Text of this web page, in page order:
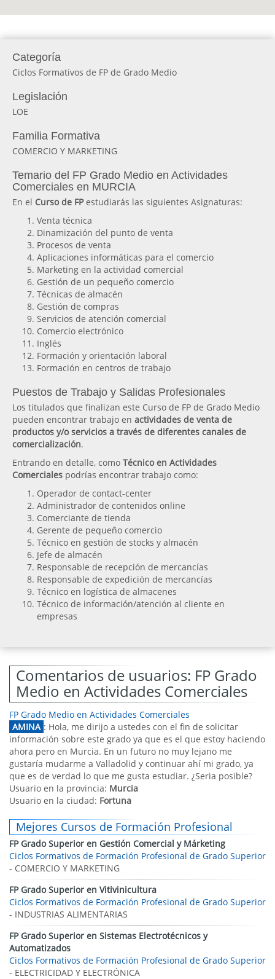
Categoría
Ciclos Formativos de FP de Grado Medio
Legislación
LOE
Familia Formativa
COMERCIO Y MARKETING
Temario del FP Grado Medio en Actividades
Comerciales en MURCIA
En el Curso de FPestudiarás las siguientes Asignaturas:
Venta técnica
Dinamización del punto de venta
Procesos de venta
Aplicaciones informáticas para el comercio
Marketing en la actividad comercial
Gestión de un pequeño comercio
Técnicas de almacén
Gestión de compras
Servicios de atención comercial
Comercio electrónico
Inglés
Formación y orientación laboral
Formación en centros de trabajo
Puestos de Trabajo y Salidas Profesionales
Los titulados que finalizan este Curso de FP de Grado Medio
pueden encontrar trabajo en actividades de venta de
productos y/o servicios a través de diferentes canales de
comercialización.
Entrando en detalle, como Técnico en Actividades
Comerciales podrías encontrar trabajo como:
Operador de contact-center
Administrador de contenidos online
Comerciante de tienda
Gerente de pequeño comercio
Técnico en gestión de stocks y almacén
Jefe de almacén
Responsable de recepción de mercancías
Responsable de expedición de mercancías
Técnico en logística de almacenes
Técnico de información/atención al cliente en
empresas
Comentarios de usuarios: FP Grado
Medio en Actividades Comerciales
FP Grado Medio en Actividades Comerciales
AMINA : Hola, me dirijo a ustedes con el fin de solicitar
información sobre este grado ya que es el que estoy haciendo
ahora pero en Murcia. En un futuro no muy lejano me
gustaría mudarme a Valladolid y continuar ahí mi grado, ya
que es de verdad lo que me gusta estudiar. ¿Seria posible?
Usuario en la provincia: Murcia
Usuario en la ciudad: Fortuna
Mejores Cursos de Formación Profesional
FP Grado Superior en Gestión Comercial y Márketing
Ciclos Formativos de Formación Profesional de Grado Superior
- COMERCIO Y MARKETING
FP Grado Superior en Vitivinicultura
Ciclos Formativos de Formación Profesional de Grado Superior
- INDUSTRIAS ALIMENTARIAS
FP Grado Superior en Sistemas Electrotécnicos y
Automatizados
Ciclos Formativos de Formación Profesional de Grado Superior
- ELECTRICIDAD Y ELECTRÓNICA